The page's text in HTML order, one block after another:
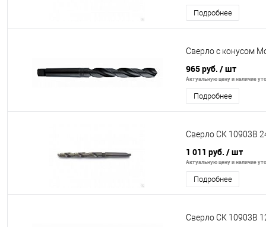
Подробнее
Сверло с конусом
965 руб. / шт
Актуальную цену и наличие
Подробнее
Сверло СК 10903В
1 011 руб. / шт
Актуальную цену и наличие
Подробнее
Сверло СК 10903В